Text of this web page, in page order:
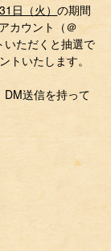
日（火）の期間
カウント（＠
いただくと抽選で
トいたします。
送信を持って